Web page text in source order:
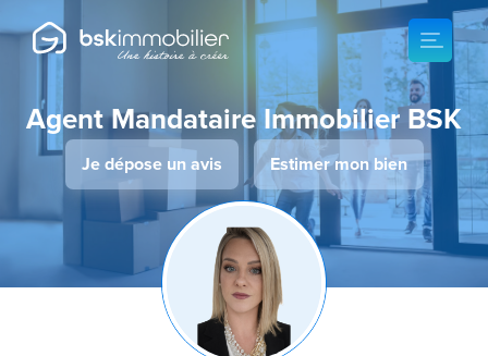
Agent Mandataire Immobilier BSK
Je dépose un avis Estimer mon bien